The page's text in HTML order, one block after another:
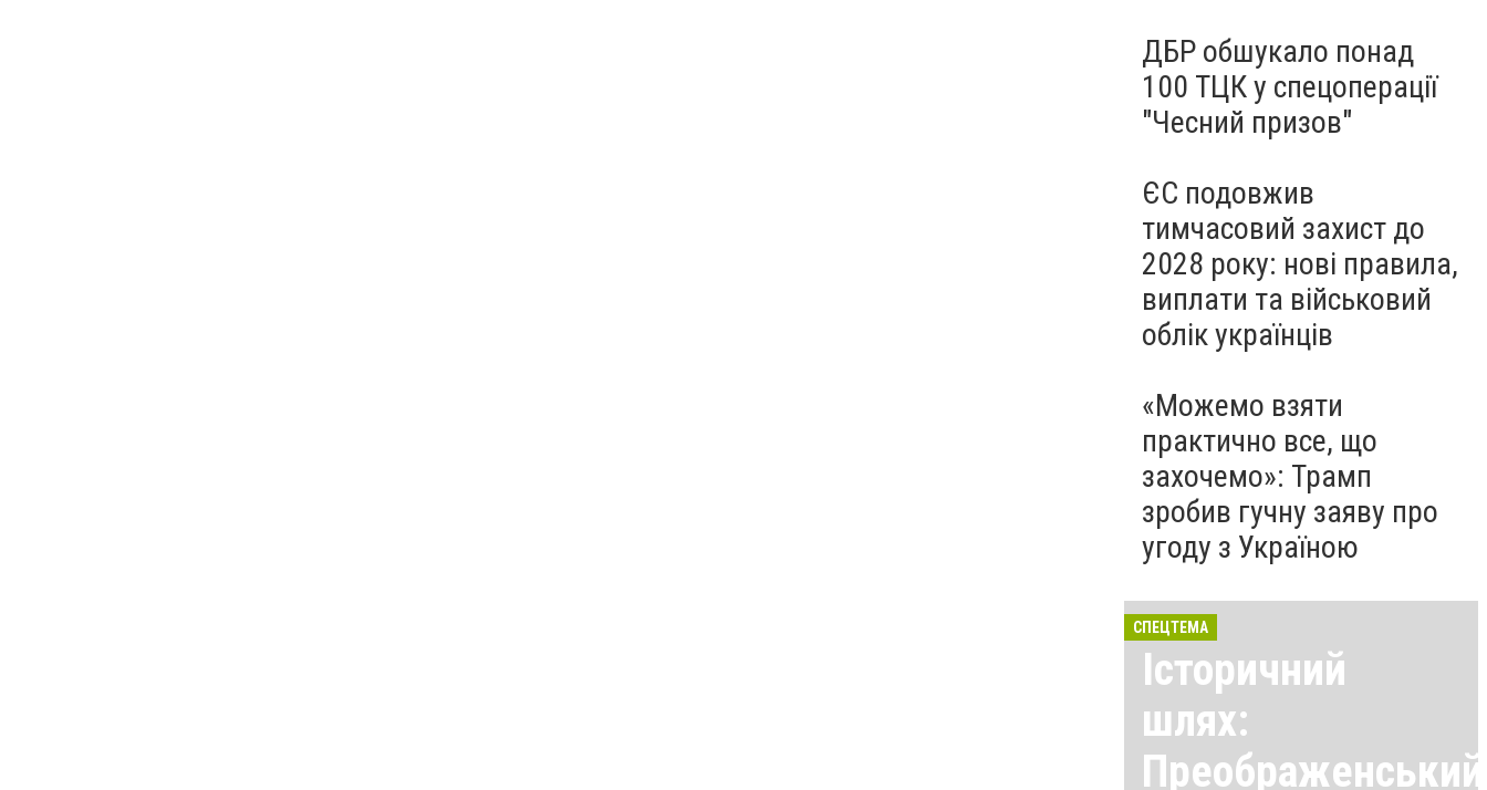
ДБР обшукало понад
100 ТЦК у спецоперації
"Чесний призов"
ЄС подовжив
тимчасовий захист до
2028 року: нові правила,
виплати та військовий
облік українців
«Можемо взяти
практично все, що
захочемо»: Трамп
зробив гучну заяву про
угоду з Україною
СПЕЦТЕМА
Історичний
шлях:
Преображенський